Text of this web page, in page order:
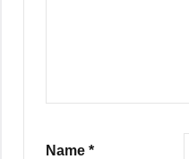
Name *